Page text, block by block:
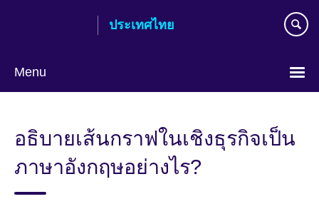
ประเทศไทย
Menu
อธิบายเส้นกราฟในเชิงธุรกิจเป็น
ภาษาอังกฤษอย่างไร?